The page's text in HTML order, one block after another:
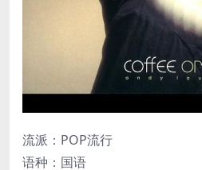
流派：POP流行
语种：国语